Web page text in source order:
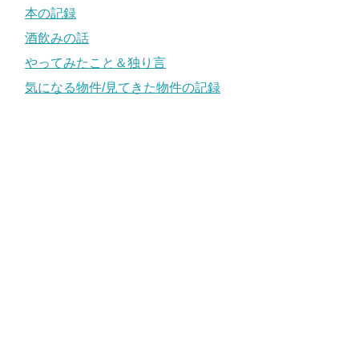
本の記録
酒飲みの話
やってみたこと＆独り言
気になる物件/見てきた物件の記録